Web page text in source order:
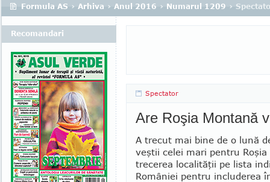
Formula AS › Arhiva › Anul 2016 › Numarul 1209 ›
Spectator
Are Roşia Montană
A trecut mai bine de o lună
veştii celei mari pentru
trecerea localităţii pe lista
României pentru includerea
Recomandari